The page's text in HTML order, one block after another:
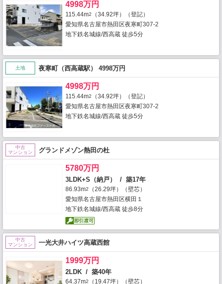
4998万円
115.44m2
（34.92坪）（登記）
愛知県名古屋市熱田区夜寒町307-2
地下鉄名城線/西高蔵 徒歩5分
土地 夜寒町（西高蔵駅） 4998万円
4998万円
115.44m2
（34.92坪）（登記）
愛知県名古屋市熱田区夜寒町307-2
地下鉄名城線/西高蔵 徒歩5分
中古
マンション
グランドメゾン熱田の杜
5780万円
3LDK+S（納戸） / 築17年
86.93m2
（26.29坪）（壁芯）
愛知県名古屋市熱田区横田１
地下鉄名城線/西高蔵 徒歩8分
中古
マンション
一光大井ハイツ高蔵西館
1999万円
2LDK / 築40年
64.37m2
（19.47坪）（壁芯）